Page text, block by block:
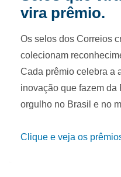
vira prêmio.
Os selos dos Correios
colecionam
Cada prêmio celebra a
inovação que fazem
orgulho no Brasil e no
Clique e veja os